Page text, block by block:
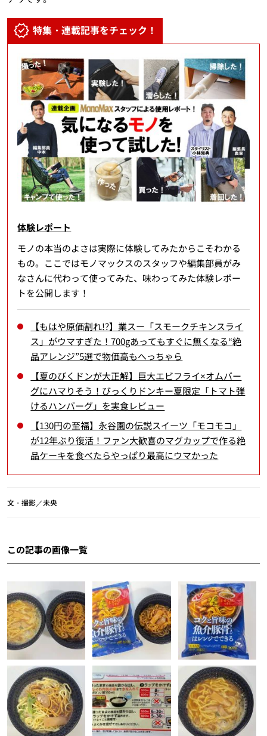
特集・連載記事をチェック！
体験レポート
モノの本当のよさは実際に体験してみたからこそわかる
もの。ここではモノマックスのスタッフや編集部員がみ
なさんに代わって使ってみた、味わってみた体験レポー
トを公開します！
【もはや原価割れ!?】業スー「スモークチキンスライ
ス」がウマすぎた！700gあってもすぐに無くなる“絶
品アレンジ”5選で物価高もへっちゃら
【夏のびくドンが大正解】巨大エビフライ×オムバー
グにハマりそう！びっくりドンキー夏限定「トマト弾
けるハンバーグ」を実食レビュー
【130円の至福】永谷園の伝説スイーツ「モコモコ」
が12年ぶり復活！ファン大歓喜のマグカップで作る絶
品ケーキを食べたらやっぱり最高にウマかった
文・撮影／未央
この記事の画像一覧